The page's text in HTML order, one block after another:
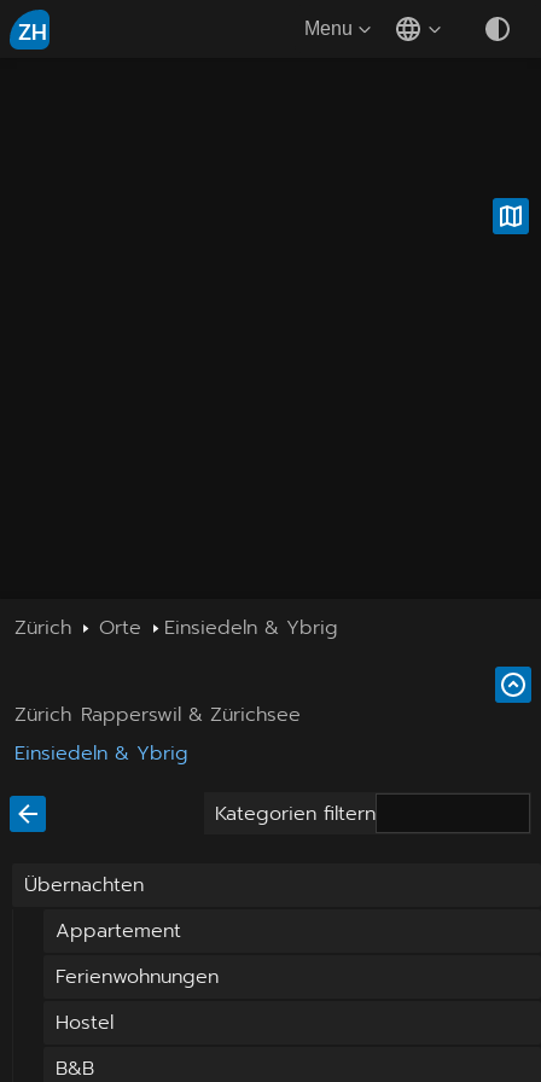
ZH Menu
Zürich Orte Einsiedeln & Ybrig
Zürich Rapperswil & Zürichsee
Einsiedeln & Ybrig
Kategorien filtern
Übernachten
Appartement
Ferienwohnungen
Hostel
B&B